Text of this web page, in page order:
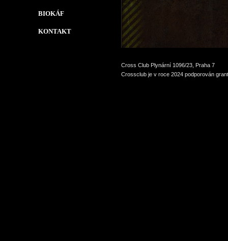
BIOKÁF
KONTAKT
Cross Club Plynární 1096/23, Praha 7
Crossclub je v roce 2024 podporován